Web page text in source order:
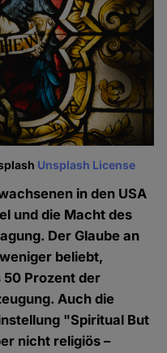
Unsplash License
in den USA
und die Macht des
Der Glaube an
beliebt,
50 Prozent der
Auch die
"Spiritual But
nicht religiös –